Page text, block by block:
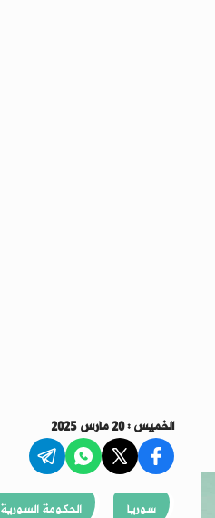
الخميس : 20 مارس 2025
سوريا الحكومة السورية